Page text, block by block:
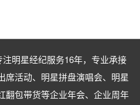
注明星经纪服务16年，专业承接
席活动、明星拼盘演唱会、明星
翻包带货等企业年会、企业周年